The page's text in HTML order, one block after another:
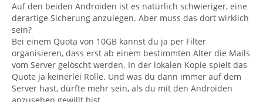
Auf den beiden Androiden ist es natürlich schwieriger, eine
derartige Sicherung anzulegen. Aber muss das dort wirklich
sein?
Bei einem Quota von 10GB kannst du ja per Filter
organisieren, dass erst ab einem bestimmten Alter die Mails
vom Server gelöscht werden. In der lokalen Kopie spielt das
Quote ja keinerlei Rolle. Und was du dann immer auf dem
Server hast, dürfte mehr sein, als du mit den Androiden